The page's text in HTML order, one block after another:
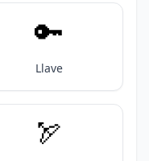
🔑
Llave
🏹